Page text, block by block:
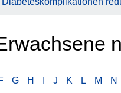
G H J K L M N